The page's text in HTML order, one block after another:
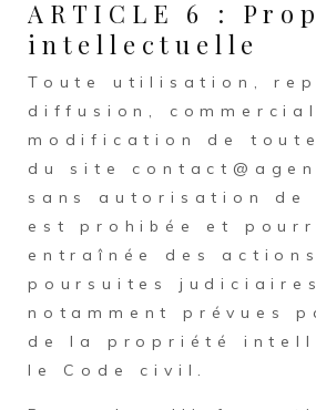
ARTICLE 6 :
intellectuelle
Toute utilisation,
diffusion,
modification de
du site
sans autorisation de
est prohibée et
entraînée des
poursuites
notamment prévues
de la propriété
le Code civil.